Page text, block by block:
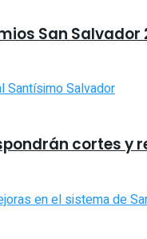
San Salvador
cortes y